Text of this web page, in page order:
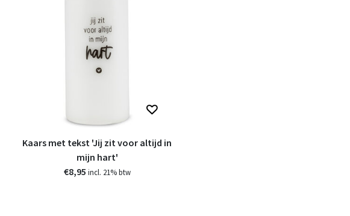
Kaars met tekst 'Jij zit voor altijd in
mijn hart'
€8,95 incl. 21% btw